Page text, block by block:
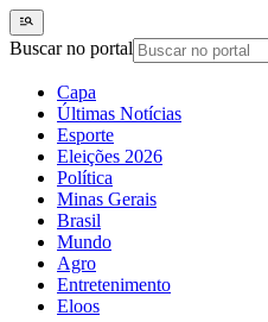
Buscar no portal
Capa
Últimas Notícias
Esporte
Eleições 2026
Política
Minas Gerais
Brasil
Mundo
Agro
Entretenimento
Eloos